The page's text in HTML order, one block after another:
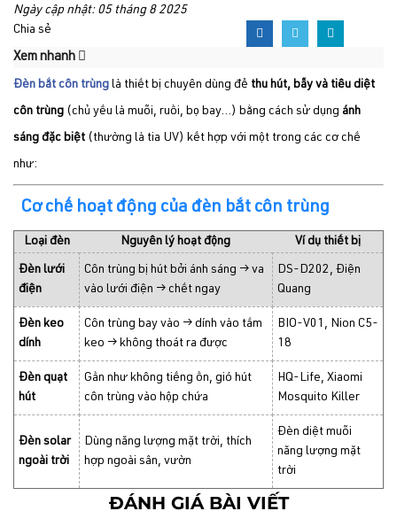
Ngày cập nhật: 05 tháng 8 2025
Chia sẻ
Xem nhanh
Đèn bắt côn trùng là thiết bị chuyên dùng để thu hút, bẫy và tiêu diệt
côn trùng (chủ yếu là muỗi, ruồi, bọ bay...) bằng cách sử dụng ánh
sáng đặc biệt (thường là tia UV) kết hợp với một trong các cơ chế
như:
Cơ chế hoạt động của đèn bắt côn trùng
Loại đèn Nguyên lý hoạt động Ví dụ thiết bị
Đèn lưới
điện
Côn trùng bị hút bởi ánh sáng → va
vào lưới điện → chết ngay
DS-D202, Điện
Quang
Đèn keo
dính
Côn trùng bay vào → dính vào tấm
keo → không thoát ra được
BIO-V01, Nion C5-
18
Đèn quạt
hút
Gần như không tiếng ồn, gió hút
côn trùng vào hộp chứa
HQ-Life, Xiaomi
Mosquito Killer
Đèn solar
ngoài trời
Dùng năng lượng mặt trời, thích
hợp ngoài sân, vườn
Đèn diệt muỗi
năng lượng mặt
trời
ĐÁNH GIÁ BÀI VIẾT